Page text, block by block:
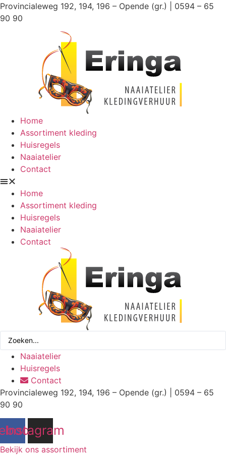
Ga
naar
Provincialeweg 192, 194, 196 – Opende (gr.) | 0594 – 65
90 90
Home
Assortiment kleding
Huisregels
Naaiatelier
Contact
Home
Assortiment kleding
Huisregels
Naaiatelier
Contact
Search
Naaiatelier
Huisregels
Contact
Provincialeweg 192, 194, 196 – Opende (gr.) | 0594 – 65
90 90
Instagram
Bekijk ons assortiment